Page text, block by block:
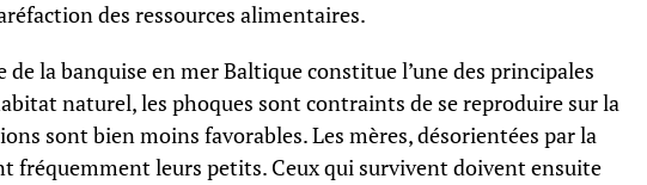
des ressources alimentaires.
la banquise en mer Baltique constitue l’une des principales
naturel, les phoques sont contraints de se reproduire sur la
sont bien moins favorables. Les mères, désorientées par la
fréquemment leurs petits. Ceux qui survivent doivent ensuite